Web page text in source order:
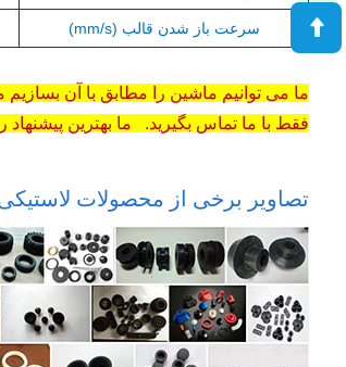
سرعت باز شدن قالب (mm/s)
ما می توانیم ماشین را مطابق با آن
فقط با ما تماس بگیرید. ما بهترین پیشنهاد
تصاویر برخی از محصولات